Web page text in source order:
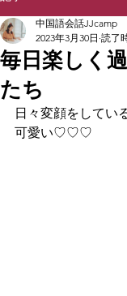
毎日楽しく
たち
中国語会話JJcamp
2023年3月30日 読了
日々変顔をしてい
可愛い♡♡♡